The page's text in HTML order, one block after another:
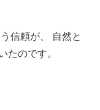
信頼が、 自然と
たのです。